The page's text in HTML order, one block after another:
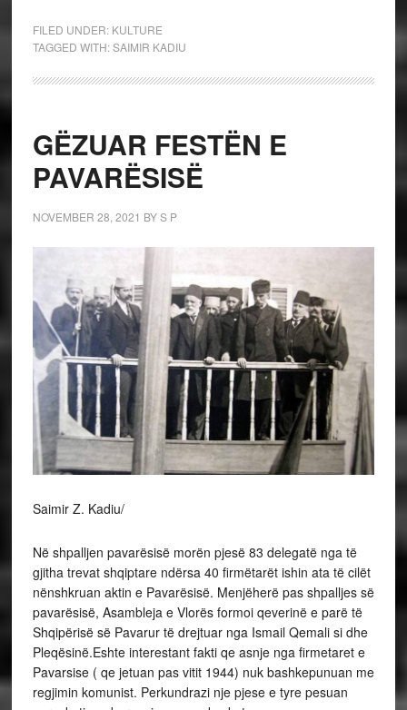
FILED UNDER: KULTURE
TAGGED WITH:SAIMIR KADIU
GËZUAR FESTËN E
PAVARËSISË
NOVEMBER 28, 2021 BYS P
Saimir Z. Kadiu/
Në shpalljen pavarësisë morën pjesë 83 delegatë nga të
gjitha trevat shqiptare ndërsa 40 firmëtarët ishin ata të cilët
nënshkruan aktin e Pavarësisë. Menjëherë pas shpalljes së
pavarësisë, Asambleja e Vlorës formoi qeverinë e parë të
Shqipërisë së Pavarur të drejtuar nga Ismail Qemali si dhe
Pleqësinë.Eshte interestant fakti qe asnje nga firmetaret e
Pavarsise ( qe jetuan pas vitit 1944) nuk bashkepunuan me
regjimin komunist. Perkundrazi nje pjese e tyre pesuan